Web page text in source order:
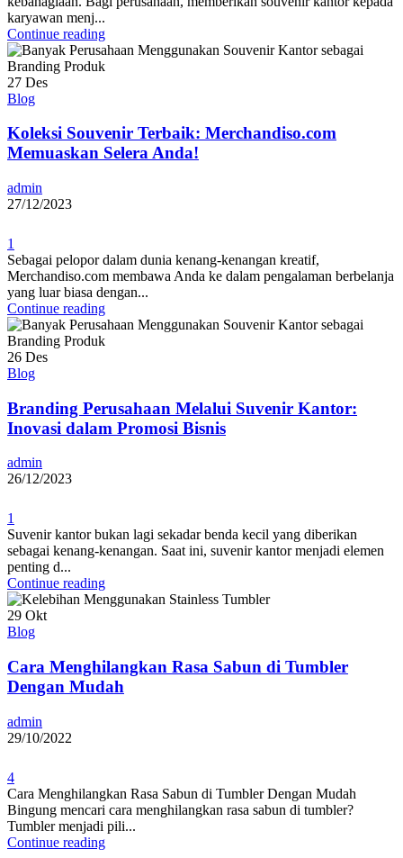
karyawan menj...
Continue reading
27 Des
Blog
Koleksi Souvenir Terbaik: Merchandiso.com
Memuaskan Selera Anda!
admin
27/12/2023
1
Sebagai pelopor dalam dunia kenang-kenangan kreatif,
Merchandiso.com membawa Anda ke dalam pengalaman berbelanja
yang luar biasa dengan...
Continue reading
26 Des
Blog
Branding Perusahaan Melalui Suvenir Kantor:
Inovasi dalam Promosi Bisnis
admin
26/12/2023
1
Suvenir kantor bukan lagi sekadar benda kecil yang diberikan
sebagai kenang-kenangan. Saat ini, suvenir kantor menjadi elemen
penting d...
Continue reading
29 Okt
Blog
Cara Menghilangkan Rasa Sabun di Tumbler
Dengan Mudah
admin
29/10/2022
4
Cara Menghilangkan Rasa Sabun di Tumbler Dengan Mudah
Bingung mencari cara menghilangkan rasa sabun di tumbler?
Tumbler menjadi pili...
Continue reading